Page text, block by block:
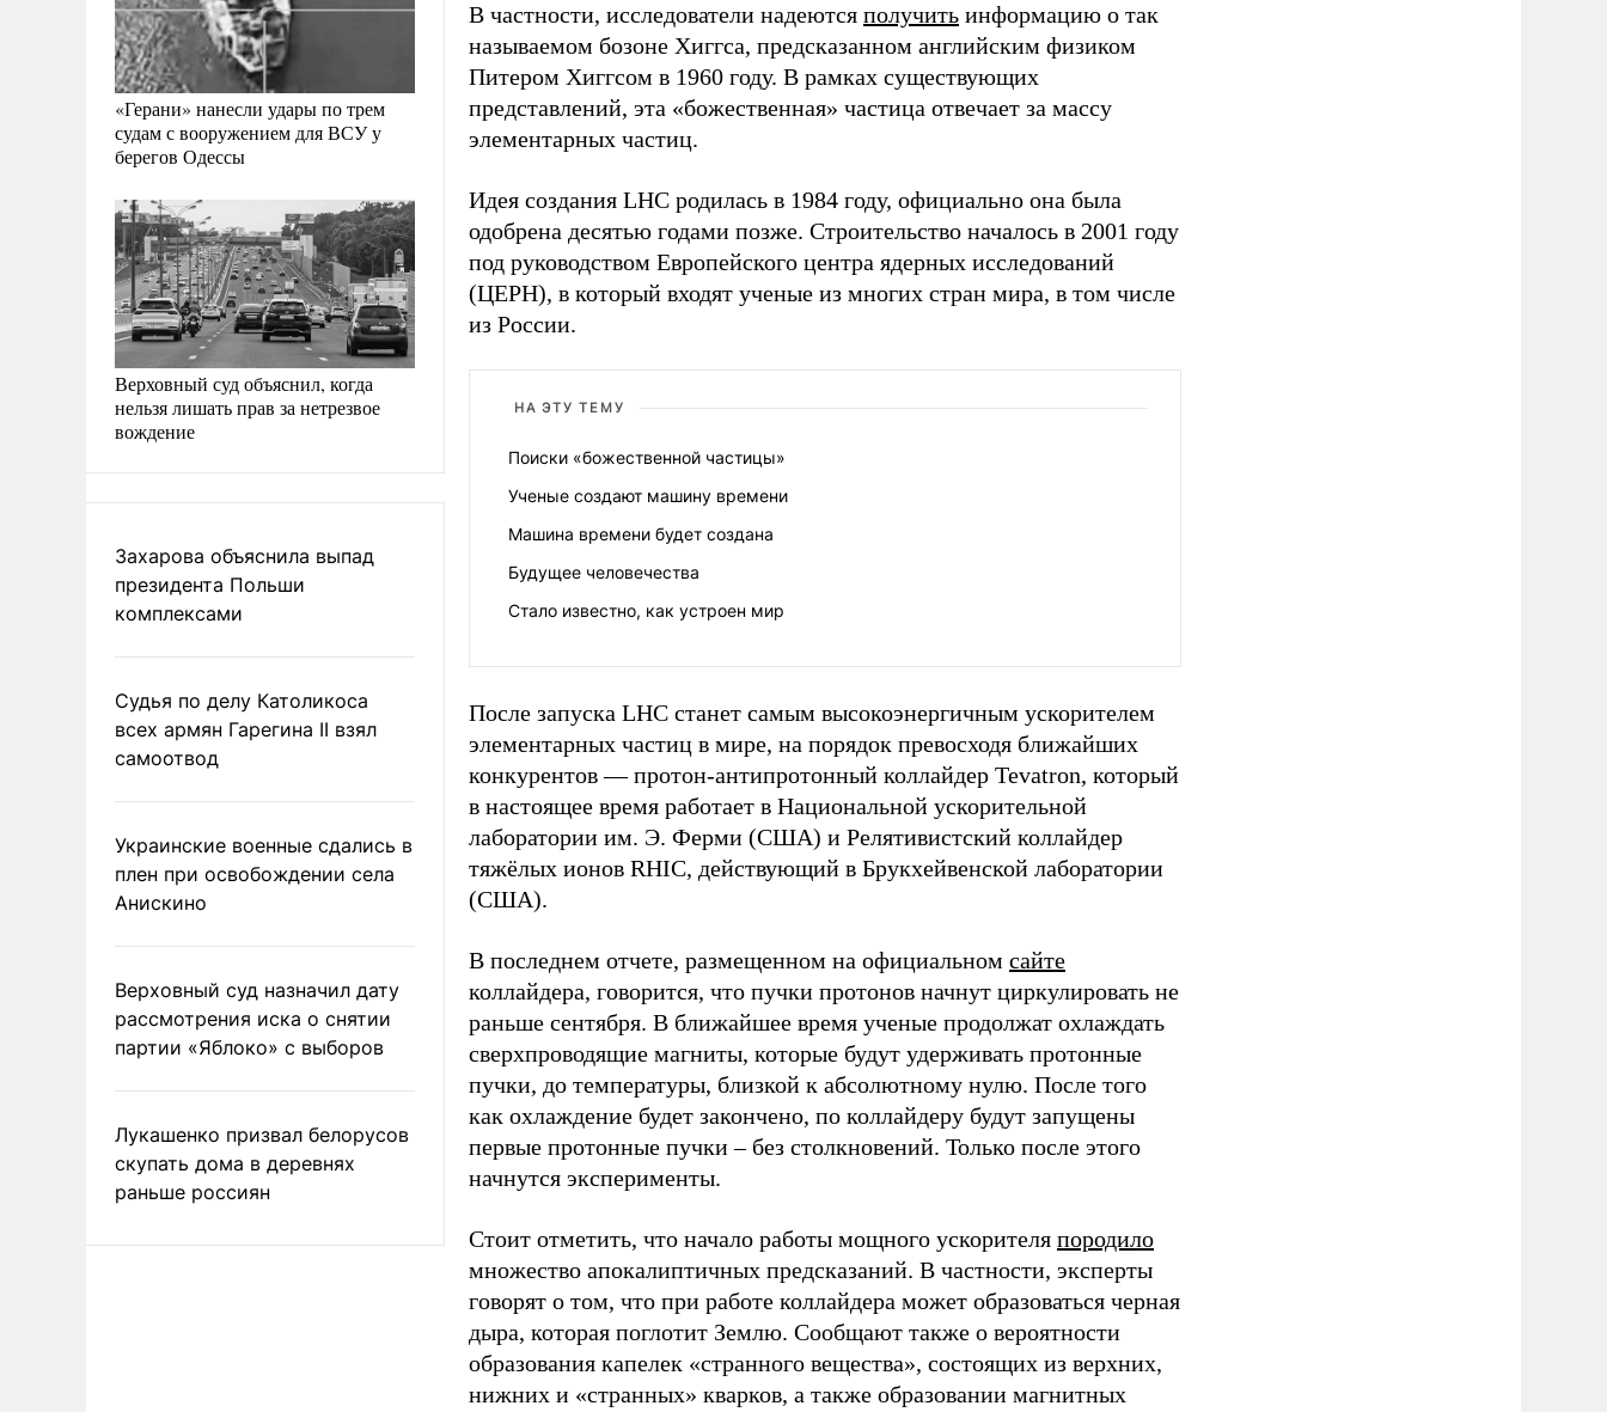
«Герани» нанесли удары по трем
судам с вооружением для ВСУ у
берегов Одессы
Верховный суд объяснил, когда
нельзя лишать прав за нетрезвое
вождение
Захарова объяснила выпад
президента Польши
комплексами
Судья по делу Католикоса
всех армян Гарегина II взял
самоотвод
Украинские военные сдались в
плен при освобождении села
Анискино
Верховный суд назначил дату
рассмотрения иска о снятии
партии «Яблоко» с выборов
Лукашенко призвал белорусов
скупать дома в деревнях
раньше россиян
В частности, исследователи надеются получить информацию о так
называемом бозоне Хиггса, предсказанном английским физиком
Питером Хиггсом в 1960 году. В рамках существующих
представлений, эта «божественная» частица отвечает за массу
элементарных частиц.
Идея создания LHC родилась в 1984 году, официально она была
одобрена десятью годами позже. Строительство началось в 2001 году
под руководством Европейского центра ядерных исследований
(ЦЕРН), в который входят ученые из многих стран мира, в том числе
из России.
НА ЭТУ ТЕМУ
Поиски «божественной частицы»
Ученые создают машину времени
Машина времени будет создана
Будущее человечества
Стало известно, как устроен мир
После запуска LHC станет самым высокоэнергичным ускорителем
элементарных частиц в мире, на порядок превосходя ближайших
конкурентов — протон-антипротонный коллайдер Tevatron, который
в настоящее время работает в Национальной ускорительной
лаборатории им. Э. Ферми (США) и Релятивистский коллайдер
тяжёлых ионов RHIC, действующий в Брукхейвенской лаборатории
(США).
В последнем отчете, размещенном на официальном сайте
коллайдера, говорится, что пучки протонов начнут циркулировать не
раньше сентября. В ближайшее время ученые продолжат охлаждать
сверхпроводящие магниты, которые будут удерживать протонные
пучки, до температуры, близкой к абсолютному нулю. После того
как охлаждение будет закончено, по коллайдеру будут запущены
первые протонные пучки – без столкновений. Только после этого
начнутся эксперименты.
Стоит отметить, что начало работы мощного ускорителя породило
множество апокалиптичных предсказаний. В частности, эксперты
говорят о том, что при работе коллайдера может образоваться черная
дыра, которая поглотит Землю. Сообщают также о вероятности
образования капелек «странного вещества», состоящих из верхних,
нижних и «странных» кварков, а также образовании магнитных